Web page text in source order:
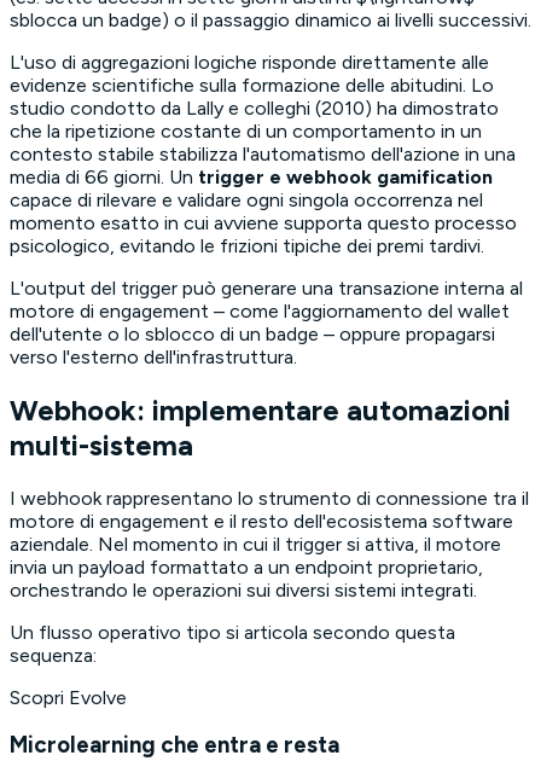
sblocca un badge) o il passaggio dinamico ai livelli successivi.
L'uso di aggregazioni logiche risponde direttamente alle
evidenze scientifiche sulla formazione delle abitudini. Lo
studio condotto da Lally e colleghi (2010) ha dimostrato
che la ripetizione costante di un comportamento in un
contesto stabile stabilizza l'automatismo dell'azione in una
media di 66 giorni. Un trigger e webhook gamification
capace di rilevare e validare ogni singola occorrenza nel
momento esatto in cui avviene supporta questo processo
psicologico, evitando le frizioni tipiche dei premi tardivi.
L'output del trigger può generare una transazione interna al
motore di engagement – come l'aggiornamento del wallet
dell'utente o lo sblocco di un badge – oppure propagarsi
verso l'esterno dell'infrastruttura.
Webhook: implementare automazioni
multi-sistema
I webhook rappresentano lo strumento di connessione tra il
motore di engagement e il resto dell'ecosistema software
aziendale. Nel momento in cui il trigger si attiva, il motore
invia un payload formattato a un endpoint proprietario,
orchestrando le operazioni sui diversi sistemi integrati.
Un flusso operativo tipo si articola secondo questa
sequenza:
Scopri Evolve
Microlearning che entra e resta